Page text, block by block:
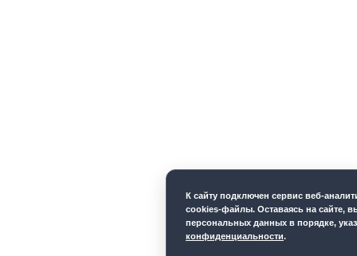
К cайту подключен сервис веб-
cookies-файлы. Оставаясь на сайте,
персональных данных в порядке,
конфиденциальности.